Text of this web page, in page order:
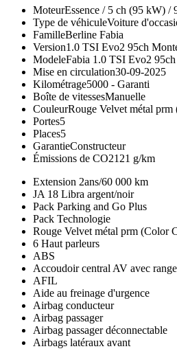
MoteurEssence / 5 ch (95 kW) /
Type de véhiculeVoiture
FamilleBerline Fabia
Version1.0 TSI Evo2 95ch
ModeleFabia 1.0 TSI Evo2
Mise en circulation30-09-2025
Kilométrage5000 - Garanti
Boîte de vitessesManuelle
CouleurRouge Velvet métal
Portes5
Places5
GarantieConstructeur
Émissions de CO2121 g/km
Extension 2ans/60 000 km
JA 18 Libra argent/noir
Pack Parking and Go Plus
Pack Technologie
Rouge Velvet métal prm (Color
6 Haut parleurs
ABS
Accoudoir central AV avec
AFIL
Aide au freinage d'urgence
Airbag conducteur
Airbag passager
Airbag passager déconnectable
Airbags latéraux avant